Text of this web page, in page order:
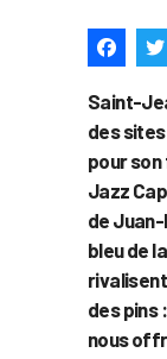
Saint-
des
pour
Jazz
de
bleu de
des pins
nous